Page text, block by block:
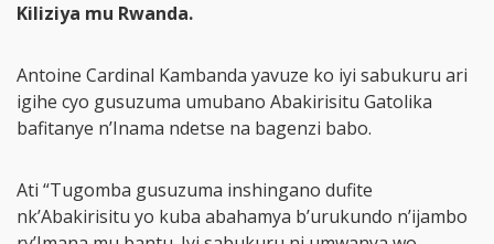
Kiliziya mu Rwanda.
Antoine Cardinal Kambanda yavuze ko iyi sabukuru ari
igihe cyo gusuzuma umubano Abakirisitu Gatolika
bafitanye n’Inama ndetse na bagenzi babo.
Ati “Tugomba gusuzuma inshingano dufite
nk’Abakirisitu yo kuba abahamya b’urukundo n’ijambo